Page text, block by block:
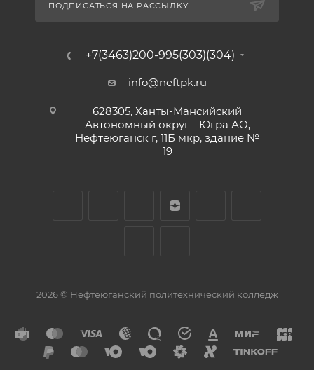
летию со дня рождения фламандского
Рекомендательный список литературы_Чтение
на новогодних каникулах
американского писателя-публициста
4 ноября День народного единства
ПОДПИСАТЬСЯ НА РАССЫЛКУ
+7(3463)200-995(303)(304)
info@neftpk.ru
628305, Ханты-Мансийский
Автономный округ - Югра АО,
Нефтеюганск г, 11Б мкр, здание №
19
2026 © Нефтеюганский политехнический колледж